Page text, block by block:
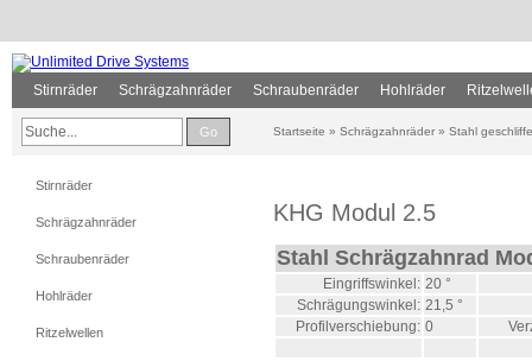
Stirnräder Schrägzahnräder Schraubenräder Hohlräder
Go Startseite » Schrägzahnräder » Stahl
KHG Modul 2.5
Stahl Schrägzahnrad
Eingriffswinkel: 20 °
Schrägungswinkel: 21,5 °
Profilverschiebung: 0
Stirnräder
Schrägzahnräder
Schraubenräder
Hohlräder
Ritzelwellen